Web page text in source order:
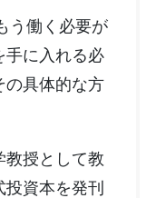
う働く必要が
手に入れる必
の具体的な方
教授として教
投資本を発刊